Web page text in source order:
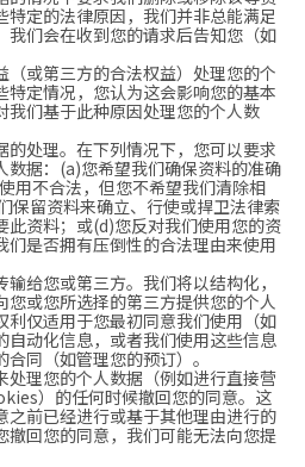
特定的法律原因，我们并非总能满足
我们会在收到您的请求后告知您（如
（或第三方的合法权益）处理您的个
特定情况，您认为这会影响您的基本
我们基于此种原因处理您的个人数
的处理。在下列情况下，您可以要求
数据：(a)您希望我们确保资料的准确
用不合法，但您不希望我们清除相
保留资料来确立、行使或捍卫法律索
此资料；或(d)您反对我们使用您的资
们是否拥有压倒性的合法理由来使用
给您或第三方。我们将以结构化，
您或您所选择的第三方提供您的个人
利仅适用于您最初同意我们使用（如
自动化信息，或者我们使用这些信息
同（如管理您的预订）。
处理您的个人数据（例如进行直接营
）的任何时候撤回您的同意。这
之前已经进行或基于其他理由进行的
撤回您的同意，我们可能无法向您提